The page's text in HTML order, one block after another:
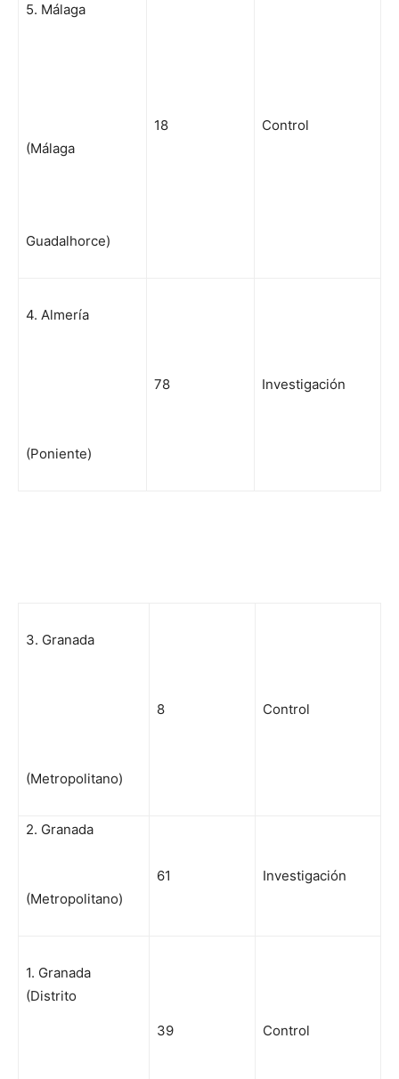
5. Málaga
(Málaga
Guadalhorce)
18 Control
4. Almería
(Poniente)
78 Investigación
3. Granada
(Metropolitano)
8 Control
2. Granada
(Metropolitano)
61 Investigación
1. Granada
(Distrito
39 Control